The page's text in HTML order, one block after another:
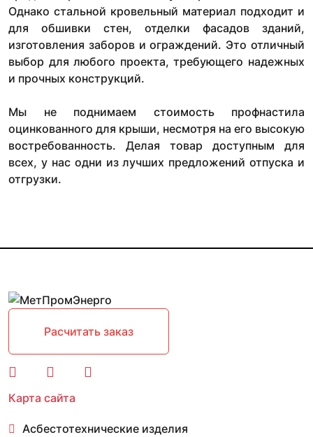
Однако стальной кровельный материал подходит и
для обшивки стен, отделки фасадов зданий,
изготовления заборов и ограждений. Это отличный
выбор для любого проекта, требующего надежных
и прочных конструкций.
Мы не поднимаем стоимость профнастила
оцинкованного для крыши, несмотря на его высокую
востребованность. Делая товар доступным для
всех, у нас одни из лучших предложений отпуска и
отгрузки.
Расчитать заказ
Карта сайта
Асбестотехнические изделия